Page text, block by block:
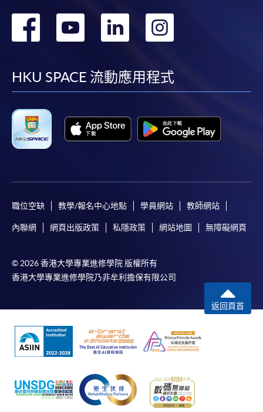
信用卡持有人。詳情請向學院報名中心職員查詢。
4. 網上繳費服務
別學歷頒授課程提供網上報名/註冊服務，申請人可在
網上使用「繳費靈」（不適用於手機）、VISA或
Mastercard繳付有關課程的報名費或學費。除上述支
付方式之外，如就讀學歷頒授課程設有網上服務，學
員亦可以微信支付（Online WeChat Pay）、支付寶
（Online Alipay）或轉數快（FPS）繳付學費，詳情請
免使用支票付款。
除由學院裁定的特殊情況（例如課程因報名人數不足
而取消）之外，一切已繳費用概不退還。如獲學院批
准退還款項，以現金、易辦事、微信支付、支付寶、
支票或繳費靈（只限網上付款）方式繳交之款項，將
以支票退款；以信用卡繳交之款項，退款將直接退還
除本學院網頁所列明的學費外，個別課程或有其他額
外收費，詳情請聯絡有關學科職員。
轉
facebook
轉
youtube
轉
linkedin
HKU SPACE 流動應用程式
職位空缺 教學/報名中心地點 學員網站 教師網站
內聯網 網頁出版政策 私隱政策 網站地圖 無障礙網頁
© 2026 香港大學專業進修學院 版權所有
香港大學專業進修學院乃非牟利擔保有限公司
返回頁首